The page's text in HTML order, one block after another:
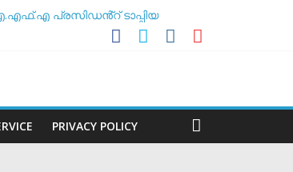
പ്രസിഡൻ്റ് ടാപ്പിയ
PRIVACY POLICY